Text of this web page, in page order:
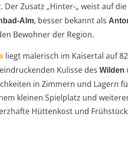
Der Zusatz „Hinter-„ weist auf
Alm, besser bekannt als
Bewohner der Region.
liegt malerisch im Kaisertal auf
Kulisse desWilden
in Zimmern und Lagern
kleinen Spielplatz und
Hüttenkost und